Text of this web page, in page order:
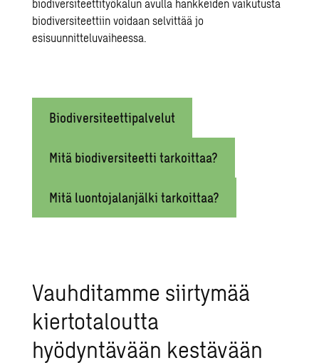
biodiversiteettityökalun avulla hankkeiden vaikutusta
biodiversiteettiin voidaan selvittää jo
esisuunnitteluvaiheessa.
Biodiversiteettipalvelut
Mitä biodiversiteetti tarkoittaa?
Mitä luontojalanjälki tarkoittaa?
Vauhditamme siirtymää
kiertotaloutta
hyödyntävään kestävään